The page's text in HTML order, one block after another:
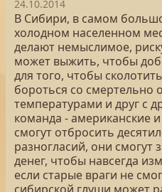
24.10.2014
В Сибири, в самом
холодном населенном
делают немыслимое,
может выжить, чтобы
для того, чтобы
бороться со смертельно
температурами и друг с
команда - американские
смогут отбросить
разногласий, они смогут
денег, чтобы навсегда
если старые враги не